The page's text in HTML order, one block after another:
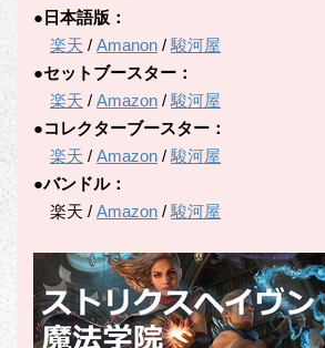
●日本語版：
楽天 / Amanon /駿河屋
●セットブースター：
楽天 / Amazon /駿河屋
●コレクターブースター：
楽天 / Amazon /駿河屋
●バンドル：
楽天 / Amazon /駿河屋